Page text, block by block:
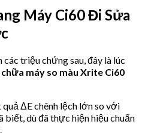
Máy Ci60 Đi Sửa
triệu chứng sau, đây là lúc
máy so màu Xrite Ci60
quả ΔE chênh lệch lớn so với
biết, dù đã thực hiện hiệu chuẩn